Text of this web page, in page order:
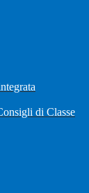
di Classe